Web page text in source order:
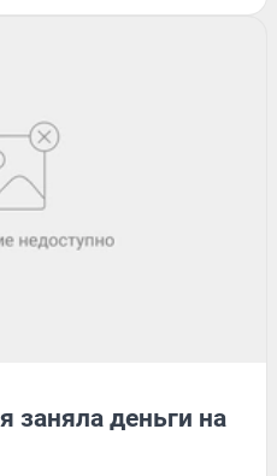
заняла деньги на